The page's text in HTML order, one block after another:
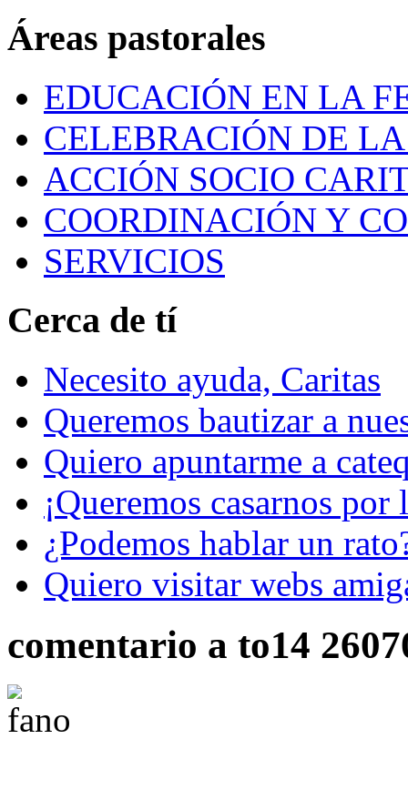
Áreas pastorales
EDUCACIÓN EN LA
CELEBRACIÓN DE
ACCIÓN SOCIO
COORDINACIÓN Y
SERVICIOS
Cerca de tí
Necesito ayuda, Caritas
Queremos bautizar a
Quiero apuntarme a
¡Queremos casarnos
¿Podemos hablar un
Quiero visitar webs
comentario a to14